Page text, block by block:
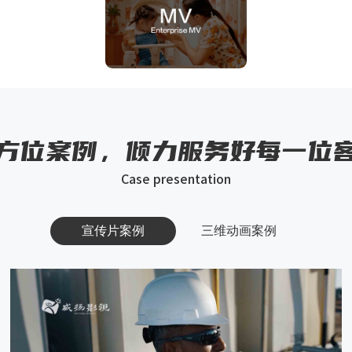
位案例，倾力服务好每一位
Case presentation
宣传片案例 三维动画案例